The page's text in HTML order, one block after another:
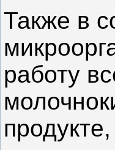
Также в
работу